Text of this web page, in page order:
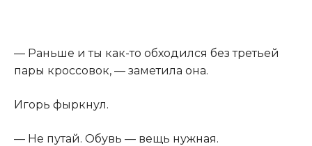
— Раньше и ты как-то обходился без третьей
пары кроссовок, — заметила она.
Игорь фыркнул.
— Не путай. Обувь — вещь нужная.